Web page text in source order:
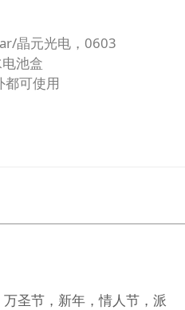
晶元光电，0603
池盒
都可使用
圣节，新年，情人节，派